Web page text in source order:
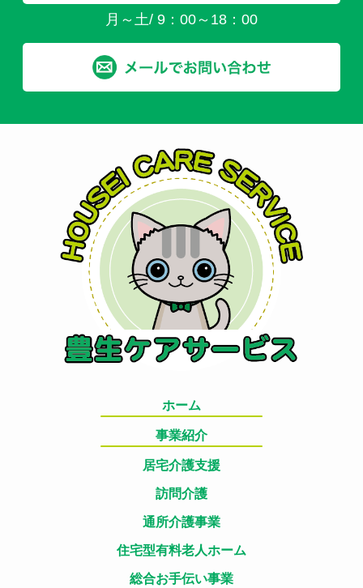
月～土/ 9：00～18：00
ホーム
事業紹介
居宅介護支援
訪問介護
通所介護事業
住宅型有料老人ホーム
総合お手伝い事業